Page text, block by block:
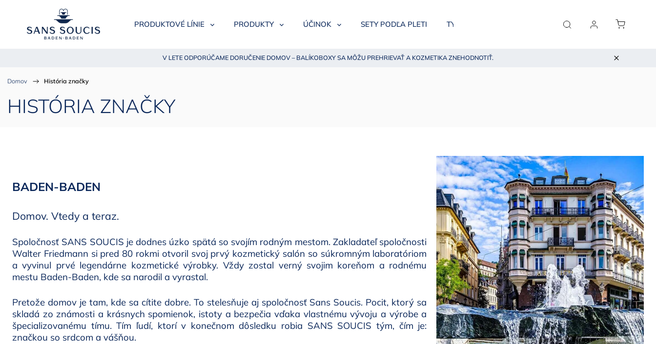
PRODUKTOVÉ LÍNIE PRODUKTY ÚČINOK SETY PODĽA PLETI TYP PLETI BLOG O KOZMETIKE KONTAKT
V LETE ODPORÚČAME DORUČENIE DOMOV – BALÍKOBOXY SA MÔŽU PREHRIEVAŤ A KOZMETIKA ZNEHODNOTIŤ.
Domov / História značky
HISTÓRIA ZNAČKY
BADEN-BADEN
Domov. Vtedy a teraz.
Spoločnosť SANS SOUCIS je dodnes úzko spätá so svojím rodným mestom. Zakladateľ spoločnosti
Walter Friedmann si pred 80 rokmi otvoril svoj prvý kozmetický salón so súkromným laboratóriom
a vyvinul prvé legendárne kozmetické výrobky. Vždy zostal verný svojim koreňom a rodnému
mestu Baden-Baden, kde sa narodil a vyrastal.
Pretože domov je tam, kde sa cítite dobre. To stelesňuje aj spoločnosť Sans Soucis. Pocit, ktorý sa
skladá zo známosti a krásnych spomienok, istoty a bezpečia vďaka vlastnému vývoju a výrobe a
špecializovanému tímu. Tím ľudí, ktorí v konečnom dôsledku robia SANS SOUCIS tým, čím je:
značkou so srdcom a vášňou.